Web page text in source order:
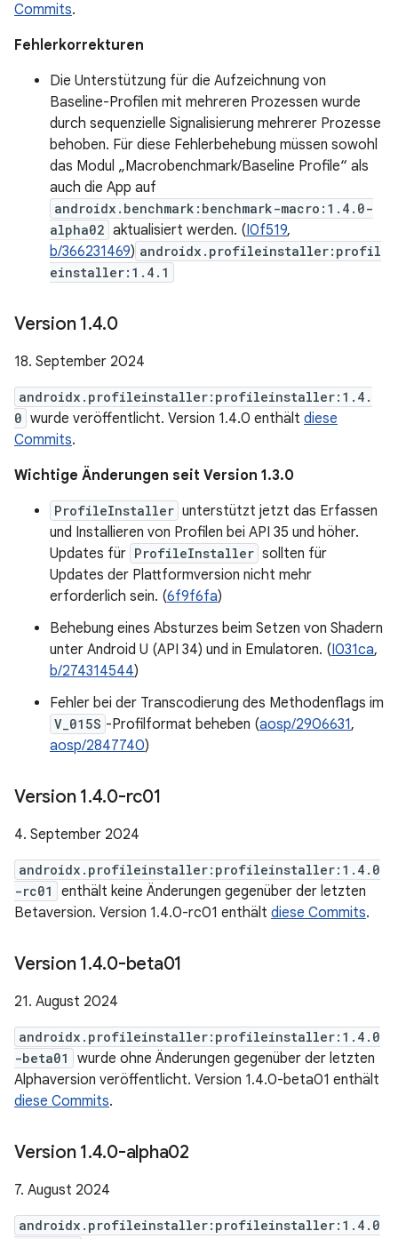
Commits.
Fehlerkorrekturen
Die Unterstützung für die Aufzeichnung von
Baseline-Profilen mit mehreren Prozessen wurde
durch sequenzielle Signalisierung mehrerer Prozesse
behoben. Für diese Fehlerbehebung müssen sowohl
das Modul „Macrobenchmark/Baseline Profile“ als
auch die App auf
androidx.benchmark:benchmark-macro:1.4.0-
alpha02 aktualisiert werden. (I0f519,
b/366231469) androidx.profileinstaller:profil
einstaller:1.4.1
Version 1.4.0
18. September 2024
androidx.profileinstaller:profileinstaller:1.4.
0 wurde veröffentlicht. Version 1.4.0 enthält diese
Commits.
Wichtige Änderungen seit Version 1.3.0
ProfileInstaller unterstützt jetzt das Erfassen
und Installieren von Profilen bei API 35 und höher.
Updates für ProfileInstaller sollten für
Updates der Plattformversion nicht mehr
erforderlich sein. (6f9f6fa)
Behebung eines Absturzes beim Setzen von Shadern
unter Android U (API 34) und in Emulatoren. (I031ca,
b/274314544)
Fehler bei der Transcodierung des Methodenflags im
V_015S -Profilformat beheben (aosp/2906631,
aosp/2847740)
Version 1.4.0-rc01
4. September 2024
androidx.profileinstaller:profileinstaller:1.4.0
-rc01
enthält keine Änderungen gegenüber der letzten
Betaversion. Version 1.4.0-rc01 enthält diese Commits.
Version 1.4.0-beta01
21. August 2024
androidx.profileinstaller:profileinstaller:1.4.0
-beta01
wurde ohne Änderungen gegenüber der letzten
Alphaversion veröffentlicht. Version 1.4.0-beta01 enthält
diese Commits.
Version 1.4.0-alpha02
7. August 2024
androidx.profileinstaller:profileinstaller:1.4.0